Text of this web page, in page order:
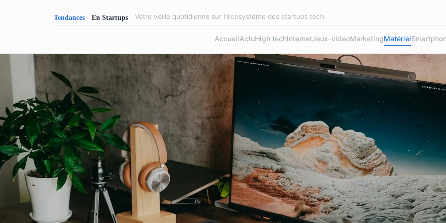
Votre veille quotidienne sur l'écosystème des startups tech
AccueilActuHigh techInternetJeux-videoMarketingMatériel